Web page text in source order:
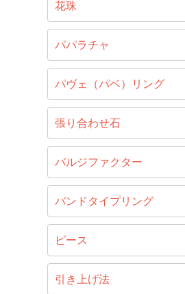
花珠
パパラチャ
パヴェ（パベ）リング
張り合わせ石
バルジファクター
バンドタイプリング
ピース
引き上げ法